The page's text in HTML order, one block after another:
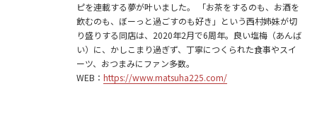
ピを連載する夢が叶いました。 「お茶をするのも、お酒を
飲むのも、ぼーっと過ごすのも好き」という西村姉妹が切
り盛りする同店は、2020年2月で6周年。良い塩梅（あんば
い）に、かしこまり過ぎず、丁寧につくられた食事やスイ
ーツ、おつまみにファン多数。
WEB： https://www.matsuha225.com/